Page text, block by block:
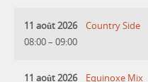
11 août 2026
08:00– 09:00
Country Side
11 août 2026
Equinoxe Mix